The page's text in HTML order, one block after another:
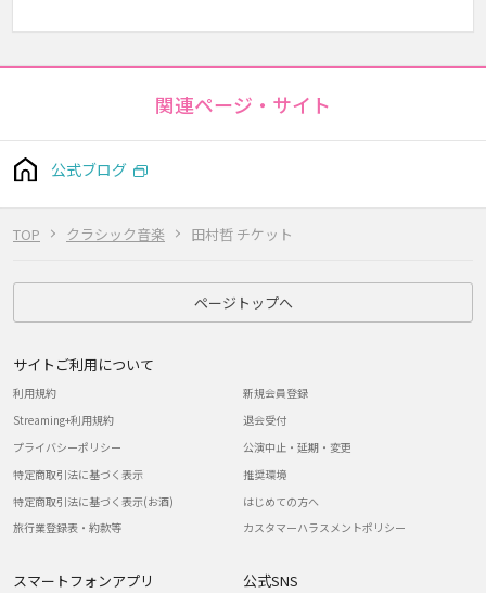
TOP クラシック音楽 田村哲 チケット
関連ページ・サイト
公式ブログ
ページトップへ
サイトご利用について
利用規約
Streaming+利用規約
プライバシーポリシー
特定商取引法に基づく表示
特定商取引法に基づく表示(お酒)
旅行業登録表・約款等
新規会員登録
退会受付
公演中止・延期・変更
推奨環境
はじめての方へ
カスタマーハラスメントポリシー
スマートフォンアプリ 公式SNS